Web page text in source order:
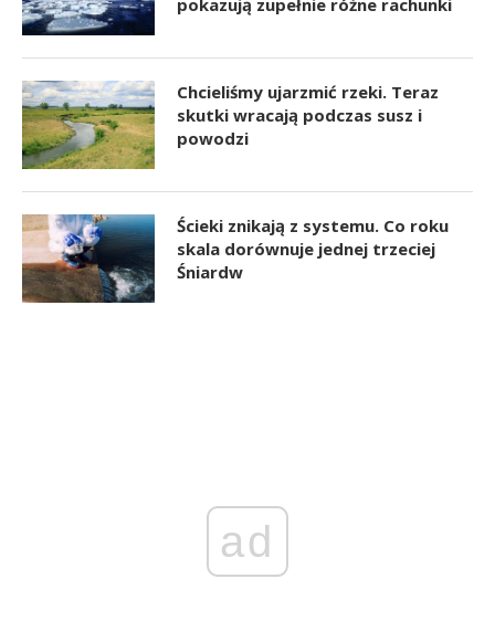
Chcieliśmy ujarzmić rzeki. Teraz
skutki wracają podczas susz i
powodzi
Ścieki znikają z systemu. Co roku
skala dorównuje jednej trzeciej
Śniardw
ad